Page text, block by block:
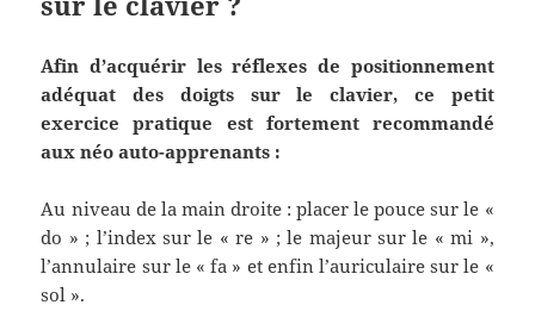
Afin d’acquérir les réflexes de positionnement
adéquat des doigts sur le clavier, ce petit
exercice pratique est fortement recommandé
aux néo auto-apprenants :
Au niveau de la main droite : placer le pouce sur le «
do » ; l’index sur le « re » ; le majeur sur le « mi »,
l’annulaire sur le « fa » et enfin l’auriculaire sur le «
sol ».